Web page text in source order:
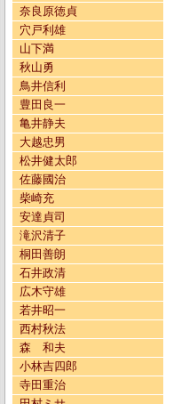
奈良原徳貞
穴戸利雄
山下満
秋山勇
鳥井信利
豊田良一
亀井静夫
大越忠男
松井健太郎
佐藤國治
柴崎充
安達貞司
滝沢清子
桐田善朗
石井政清
広木守雄
若井昭一
西村秋法
森 和夫
小林吉四郎
寺田重治